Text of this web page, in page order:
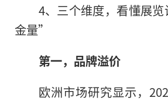
4、三个维度，看懂展
金量”
第一，品牌溢价
欧洲市场研究显示，